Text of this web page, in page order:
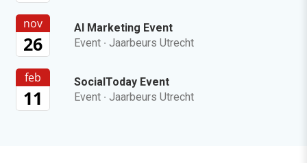
nov
26
AI Marketing Event
Event · Jaarbeurs Utrecht
feb
11
SocialToday Event
Event · Jaarbeurs Utrecht